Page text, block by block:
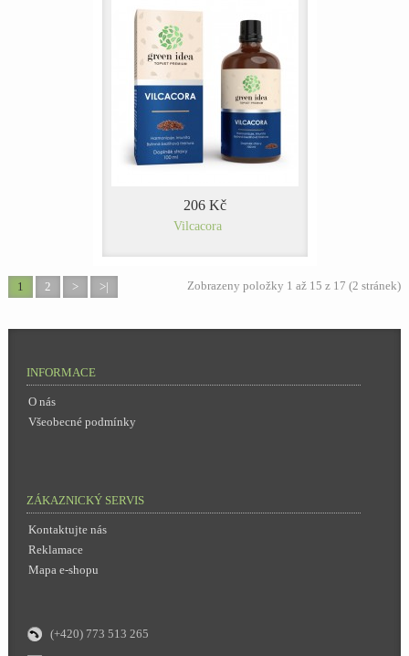
206 Kč
Vilcacora
1 2 > >| Zobrazeny položky 1 až 15 z 17 (2 stránek)
INFORMACE
O nás
Všeobecné podmínky
ZÁKAZNICKÝ SERVIS
Kontaktujte nás
Reklamace
Mapa e-shopu
(+420) 773 513 265